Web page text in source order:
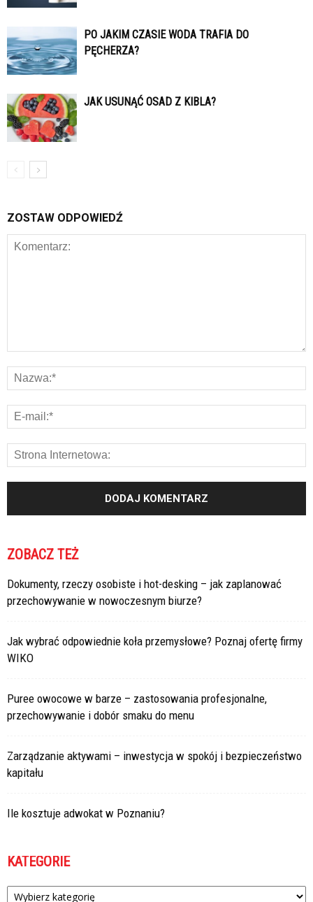
PO JAKIM CZASIE WODA TRAFIA DO
PĘCHERZA?
JAK USUNĄĆ OSAD Z KIBLA?
ZOSTAW ODPOWIEDŹ
ZOBACZ TEŻ
Dokumenty, rzeczy osobiste i hot-desking – jak zaplanować
przechowywanie w nowoczesnym biurze?
Jak wybrać odpowiednie koła przemysłowe? Poznaj ofertę firmy
WIKO
Puree owocowe w barze – zastosowania profesjonalne,
przechowywanie i dobór smaku do menu
Zarządzanie aktywami – inwestycja w spokój i bezpieczeństwo
kapitału
Ile kosztuje adwokat w Poznaniu?
KATEGORIE
Kategorie